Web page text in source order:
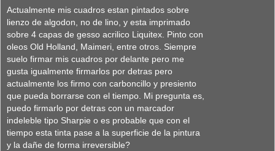
j
e
Actualmente mis cuadros estan pintados sobre
lienzo de algodon, no de lino, y esta imprimado
sobre 4 capas de gesso acrilico Liquitex. Pinto con
oleos Old Holland, Maimeri, entre otros. Siempre
suelo firmar mis cuadros por delante pero me
gusta igualmente firmarlos por detras pero
actualmente los firmo con carboncillo y presiento
que pueda borrarse con el tiempo. Mi pregunta es,
puedo firmarlo por detras con un marcador
indeleble tipo Sharpie o es probable que con el
tiempo esta tinta pase a la superficie de la pintura
y la dañe de forma irreversible?